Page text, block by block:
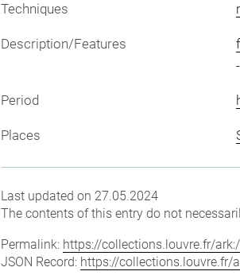
Techniques
Description/Features
-
Period
Places
Last updated on 27.05.2024
The contents of this entry do not
Permalink: https://collections.louvre.fr/
JSON Record: https://collections.louvre.fr/